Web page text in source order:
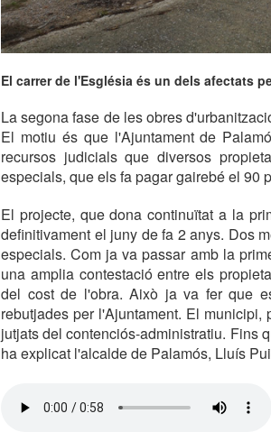
El carrer de l'Església és un dels afectats
La segona fase de les obres
El motiu és que l'Ajuntament de
recursos judicials que diversos
especials, que els fa pagar gairebé el 90
El projecte, que dona continuïtat a la
definitivament el juny de fa 2 anys. Dos
especials. Com ja va passar amb la
una amplia contestació entre els
del cost de l'obra. Això ja va fer que
rebutjades per l'Ajuntament. El
jutjats del contenciós-administratiu. Fins
ha explicat l'alcalde de Palamós, Lluís